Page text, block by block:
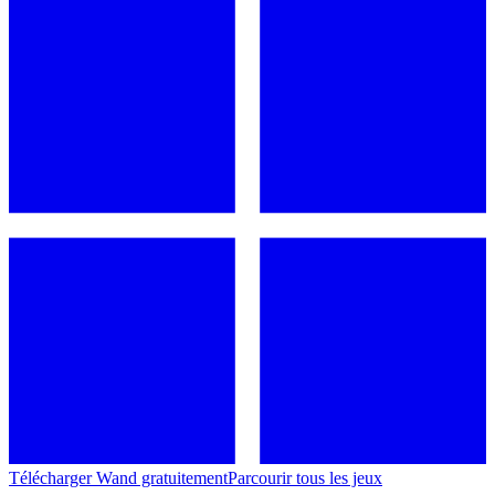
Télécharger Wand gratuitementParcourir tous les jeux